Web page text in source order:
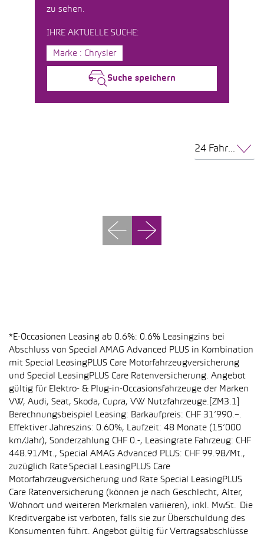
zu sehen.
IHRE AKTUELLE SUCHE:
Marke : Chrysler
Suche speichern
24 Fahrzeuge pro Seite
*E-Occasionen Leasing ab 0.6%: 0.6% Leasingzins bei
Abschluss von Special AMAG Advanced PLUS in Kombination
mit Special LeasingPLUS Care Motorfahrzeugversicherung
und Special LeasingPLUS Care Ratenversicherung. Angebot
gültig für Elektro- & Plug-in-Occasionsfahrzeuge der Marken
VW, Audi, Seat, Skoda, Cupra, VW Nutzfahrzeuge.[ZM3.1]
Berechnungsbeispiel Leasing: Barkaufpreis: CHF 31’990.–.
Effektiver Jahreszins: 0.60%, Laufzeit: 48 Monate (15’000
km/Jahr), Sonderzahlung CHF 0.-, Leasingrate Fahrzeug: CHF
448.91/Mt., Special AMAG Advanced PLUS: CHF 99.98/Mt.,
zuzüglich Rate Special LeasingPLUS Care
Motorfahrzeugversicherung und Rate Special LeasingPLUS
Care Ratenversicherung (können je nach Geschlecht, Alter,
Wohnort und weiteren Merkmalen variieren), inkl. MwSt. Die
Kreditvergabe ist verboten, falls sie zur Überschuldung des
Konsumenten führt. Angebot gültig für Vertragsabschlüsse